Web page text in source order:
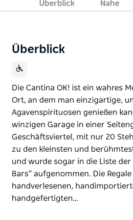
Überblick Nahe
Überblick
Die Cantina OK! ist ein wahres
Ort, an dem man einzigartige,
Agavenspirituosen genießen
winzigen Garage in einer
Geschäftsviertel, mit nur 20
zu den kleinsten und
und wurde sogar in die Liste der
Bars“ aufgenommen. Die
handverlesenen,
handgefertigten…